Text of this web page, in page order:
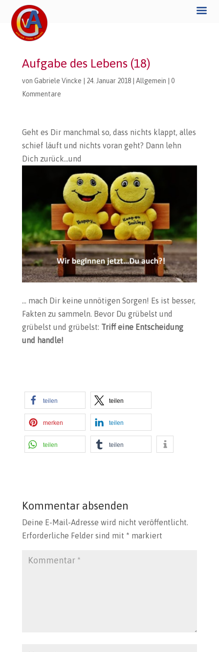
Aufgabe des Lebens (18)
von Gabriele Vincke 24. Januar 2018| Allgemein
0
Kommentare
Geht es Dir manchmal so, dass nichts klappt, alles
schief läuft und nichts voran geht? Dann lehn
Dich zurück…und
… mach Dir keine unnötigen Sorgen! Es ist besser,
Fakten zu sammeln. Bevor Du grübelst und
grübelst und grübelst: Triff eine Entscheidung
und handle!
teilen teilen
merken teilen
teilen teilen
Kommentar absenden
Deine E-Mail-Adresse wird nicht veröffentlicht.
Erforderliche Felder sind mit * markiert